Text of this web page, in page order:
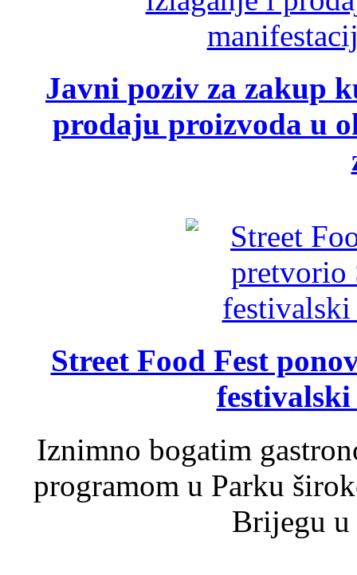
Javni poziv za zakup
prodaju proizvoda u
Street Food Fest
Iznimno bogatim
programom u Parku
Brijegu u